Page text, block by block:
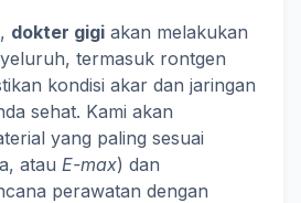
dokter gigi akan melakukan
termasuk rontgen
kondisi akar dan jaringan
sehat. Kami akan
yang paling sesuai
atau E-max) dan
perawatan dengan